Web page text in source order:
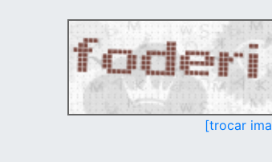
[trocar